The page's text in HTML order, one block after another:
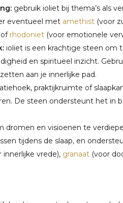
gebruik ioliet bij thema’s als
eventueel met amethist (voor
rhodoniet (voor emotionele
ioliet is een krachtige steen om
en spiritueel inzicht.
aan je innerlijke pad.
praktijkruimte of
De steen ondersteunt het in
dromen en visioenen te
tijdens de slaap, en
innerlijke vrede), granaat (voor